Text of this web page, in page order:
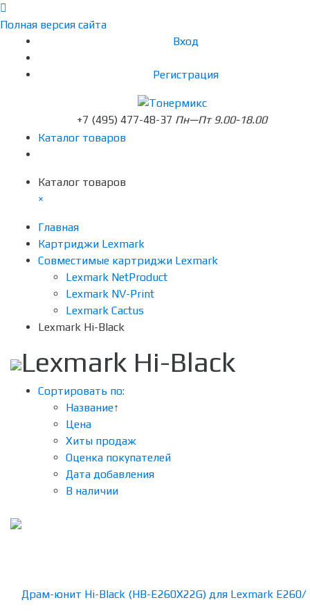
Полная версия сайта
Вход
Регистрация
+7 (495) 477-48-37 Пн—Пт 9.00-18.00
Каталог товаров
Каталог товаров
×
Главная
Картриджи Lexmark
Совместимые картриджи Lexmark
Lexmark NetProduct
Lexmark NV-Print
Lexmark Cactus
Lexmark Hi-Black
Lexmark Hi-Black
Сортировать по:
Название↑
Цена
Хиты продаж
Оценка покупателей
Дата добавления
В наличии